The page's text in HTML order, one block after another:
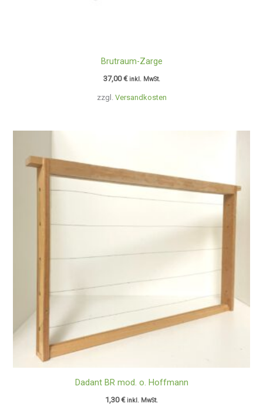
zzgl. Versandkosten
Brutraum-Zarge
37,00€ inkl. MwSt.
Dadant BR mod. o. Hoffmann
1,30€ inkl. MwSt.